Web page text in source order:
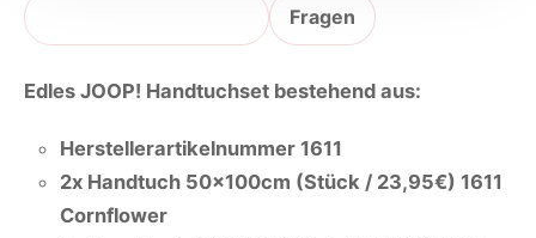
Fragen
Edles JOOP! Handtuchset bestehend aus:
Herstellerartikelnummer 1611
2x Handtuch 50x100cm (Stück / 23,95€) 1611
Cornflower